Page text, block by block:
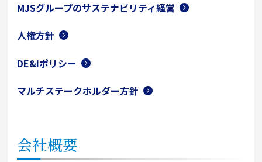
MJSグループのサステナビリティ経営
人権方針
DE&Iポリシー
マルチステークホルダー方針
会社概要